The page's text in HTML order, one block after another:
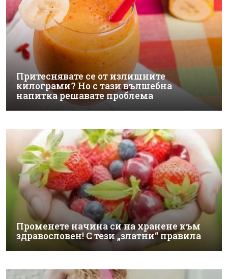
Притеснявате се от излишните
килограми? Но с тази вълшебна
напитка решавате проблема
Променете начина си на хранене към
здравословен! С тези „златни“ правила